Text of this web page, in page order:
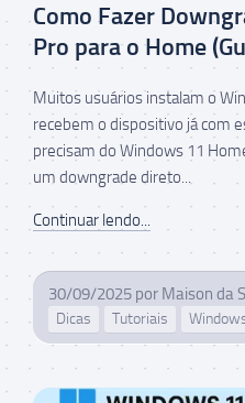
Como Fazer
Pro para o Home
Muitos usuários instalam o
recebem o dispositivo já com
precisam do Windows 11
um downgrade direto...
Continuar lendo...
30/09/2025 por Maison da
Dicas Tutoriais